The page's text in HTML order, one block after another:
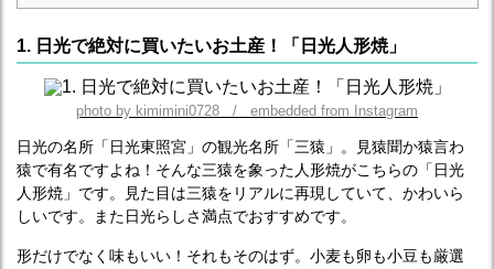
1. 日光で絶対に買いたいお土産！「日光人形焼」
photo by kimimini0728 / embedded from Instagram
日光の名所「日光東照宮」の観光名所「三猿」。見猿聞か猿言わ
猿で有名ですよね！そんな三猿を象った人形焼がこちらの「日光
人形焼」です。見た目は三猿をリアルに再現していて、かわいら
しいです。また日光らしさ満点でおすすめです。
形だけでなく味もいい！それもそのはず。小麦も卵も小豆も厳選